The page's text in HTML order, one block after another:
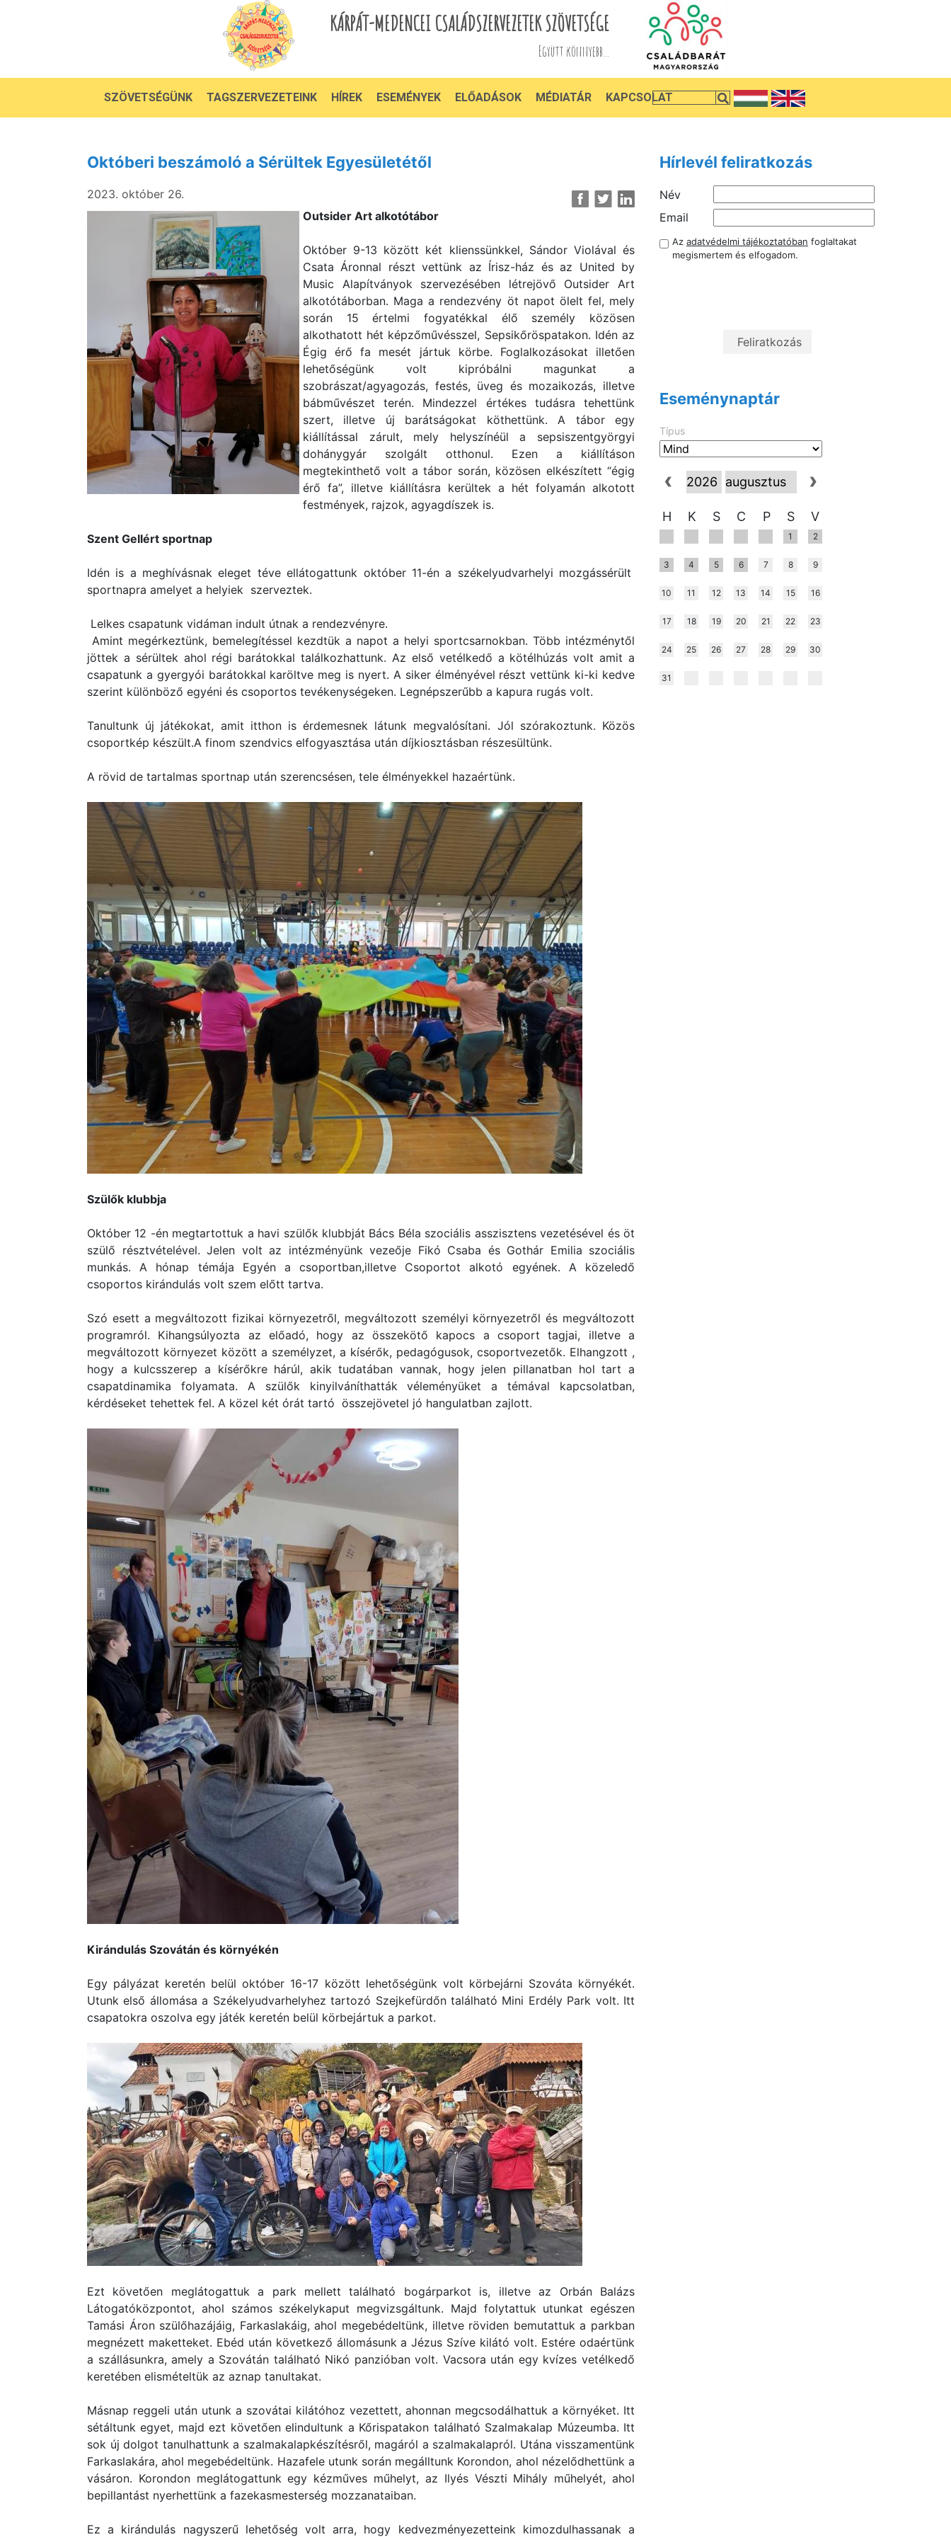
KÁRPÁT-MEDENCEI CSALÁDSZERVEZETEK SZÖVETSÉGE
Együtt könnyebb...
SZÖVETSÉGÜNK TAGSZERVEZETEINK HÍREK ESEMÉNYEK ELŐADÁSOK MÉDIATÁR KAPCSOLAT
Októberi beszámoló a Sérültek Egyesületétől
2023. október 26.
Outsider Art alkotótábor
Október 9-13 között két klienssünkkel, Sándor Violával és
Csata Áronnal részt vettünk az Írisz-ház és az United by
Music Alapítványok szervezésében létrejövő Outsider Art
alkotótáborban. Maga a rendezvény öt napot ölelt fel, mely
során 15 értelmi fogyatékkal élő személy közösen
alkothatott hét képzőművésszel, Sepsikőröspatakon. Idén az
Égig érő fa mesét jártuk körbe. Foglalkozásokat illetően
lehetőségünk volt kipróbálni magunkat a
szobrászat/agyagozás, festés, üveg és mozaikozás, illetve
bábművészet terén. Mindezzel értékes tudásra tehettünk
szert, illetve új barátságokat köthettünk. A tábor egy
kiállítással zárult, mely helyszínéül a sepsiszentgyörgyi
dohánygyár szolgált otthonul. Ezen a kiállításon
megtekinthető volt a tábor során, közösen elkészített “égig
érő fa”, illetve kiállításra kerültek a hét folyamán alkotott
festmények, rajzok, agyagdíszek is.
Szent Gellért sportnap
Idén is a meghívásnak eleget téve ellátogattunk október 11-én a székelyudvarhelyi mozgássérült
sportnapra amelyet a helyiek szerveztek.
Lelkes csapatunk vidáman indult útnak a rendezvényre.
Amint megérkeztünk, bemelegítéssel kezdtük a napot a helyi sportcsarnokban. Több intézménytől
jöttek a sérültek ahol régi barátokkal találkozhattunk. Az első vetélkedő a kötélhúzás volt amit a
csapatunk a gyergyói barátokkal karöltve meg is nyert. A siker élményével részt vettünk ki-ki kedve
szerint különböző egyéni és csoportos tevékenységeken. Legnépszerűbb a kapura rugás volt.
Tanultunk új játékokat, amit itthon is érdemesnek látunk megvalósítani. Jól szórakoztunk. Közös
csoportkép készült.A finom szendvics elfogyasztása után díjkiosztásban részesültünk.
A rövid de tartalmas sportnap után szerencsésen, tele élményekkel hazaértünk.
Szülők klubbja
Október 12 -én megtartottuk a havi szülők klubbját Bács Béla szociális asszisztens vezetésével és öt
szülő résztvételével. Jelen volt az intézményünk vezeője Fikó Csaba és Gothár Emilia szociális
munkás. A hónap témája Egyén a csoportban,illetve Csoportot alkotó egyének. A közeledő
csoportos kirándulás volt szem előtt tartva.
Szó esett a megváltozott fizikai környezetről, megváltozott személyi környezetről és megváltozott
programról. Kihangsúlyozta az előadó, hogy az összekötő kapocs a csoport tagjai, illetve a
megváltozott környezet között a személyzet, a kísérők, pedagógusok, csoportvezetők. Elhangzott ,
hogy a kulcsszerep a kísérőkre hárúl, akik tudatában vannak, hogy jelen pillanatban hol tart a
csapatdinamika folyamata. A szülők kinyilváníthatták véleményüket a témával kapcsolatban,
kérdéseket tehettek fel. A közel két órát tartó összejövetel jó hangulatban zajlott.
Kirándulás Szovátán és környékén
Egy pályázat keretén belül október 16-17 között lehetőségünk volt körbejárni Szováta környékét.
Utunk első állomása a Székelyudvarhelyhez tartozó Szejkefürdőn található Mini Erdély Park volt. Itt
csapatokra oszolva egy játék keretén belül körbejártuk a parkot.
Ezt követően meglátogattuk a park mellett található bogárparkot is, illetve az Orbán Balázs
Látogatóközpontot, ahol számos székelykaput megvizsgáltunk. Majd folytattuk utunkat egészen
Tamási Áron szülőhazájáig, Farkaslakáig, ahol megebédeltünk, illetve röviden bemutattuk a parkban
megnézett maketteket. Ebéd után következő állomásunk a Jézus Szíve kilátó volt. Estére odaértünk
a szállásunkra, amely a Szovátán található Nikó panzióban volt. Vacsora után egy kvízes vetélkedő
keretében elismételtük az aznap tanultakat.
Másnap reggeli után utunk a szovátai kilátóhoz vezettett, ahonnan megcsodálhattuk a környéket. Itt
sétáltunk egyet, majd ezt követően elindultunk a Kőrispatakon található Szalmakalap Múzeumba. Itt
sok új dolgot tanulhattunk a szalmakalapkészítésről, magáról a szalmakalapról. Utána visszamentünk
Farkaslakára, ahol megebédeltünk. Hazafele utunk során megálltunk Korondon, ahol nézelődhettünk a
vásáron. Korondon meglátogattunk egy kézműves műhelyt, az Ilyés Vészti Mihály műhelyét, ahol
bepillantást nyerhettünk a fazekasmesterség mozzanataiban.
Ez a kirándulás nagyszerű lehetőség volt arra, hogy kedvezményezetteink kimozdulhassanak a
Hírlevél feliratkozás
Név
Email
Az adatvédelmi tájékoztatóban foglaltakat
megismertem és elfogadom.
Eseménynaptár
Típus
H K S C P S V
1 2
3 4 5 6 7 8 9
10 11 12 13 14 15 16
17 18 19 20 21 22 23
24 25 26 27 28 29 30
31